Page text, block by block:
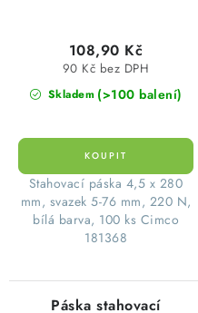
Skladem (>100 balení)
90 Kč bez DPH
108,90 Kč
Stahovací páska 4,5 x 280
mm, svazek 5-76 mm, 220 N,
bílá barva, 100 ks Cimco
181368
Páska stahovací